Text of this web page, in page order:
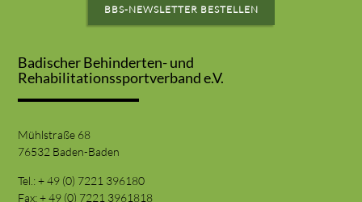
BBS-NEWSLETTER BESTELLEN
Badischer Behinderten- und
Rehabilitationssportverband e.V.
Mühlstraße 68
76532 Baden-Baden
Tel.: + 49 (0) 7221 396180
Fax: + 49 (0) 7221 3961818